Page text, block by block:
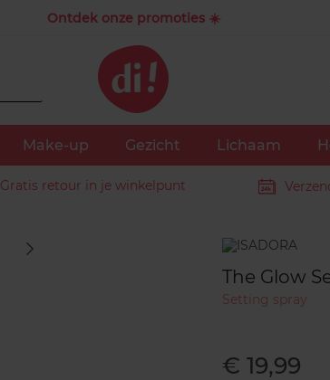
Ontdek onze promoties ☀️
Make-up Gezicht Lichaam
Gratis retour in je winkelpunt
Merk
The Glow
Setting spray
€ 19,99